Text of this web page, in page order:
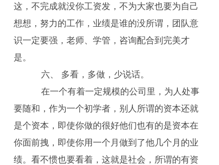
这，不完成就没你工资发，不为大家也要为自己
想想，努力的工作，业绩是谁的没所谓，团队意
识一定要强，老师、学管，咨询配合到完美才
是。
六、 多看，多做，少说话。
在一个有着一定规模的公司里，为人处事
要随和，作为一个初学者，别人所谓的资本还就
是个资本，即使你做的很好他们也有的是资本在
你面前拽，即使你用一个月做到了他几个月的业
绩。看不惯也要看着，这就是社会，所谓的有资